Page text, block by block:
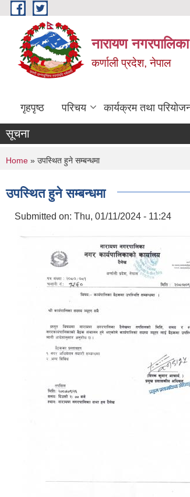
Skip to main content
नारायण
कर्णाली प्रदेश, नेपाल
गृहपृष्ठ परिचय कार्यक्रम तथा
सूचना
You are here
Home » उपस्थित हुने सम्बन्धमा
उपस्थित हुने सम्बन्धमा
Submitted on: Thu, 01/11/2024 - 11:24